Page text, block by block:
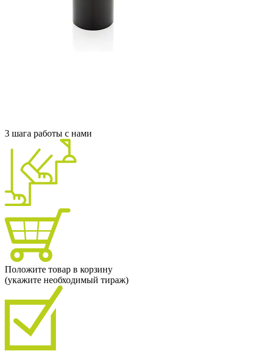
3 шага работы с нами
Положите товар в корзину
(укажите необходимый тираж)